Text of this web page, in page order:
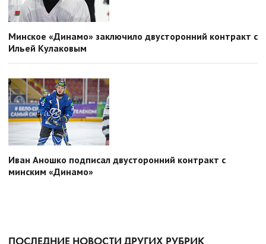
Минское «Динамо» заключило двусторонний контракт с
Ильей Кулаковым
Иван Аношко подписал двусторонний контракт с
минским «Динамо»
ПОСЛЕДНИЕ НОВОСТИ ДРУГИХ РУБРИК